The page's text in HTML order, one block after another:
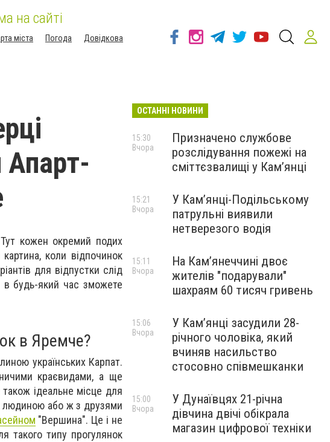
на сайті
міста Погода
Довідкова
Апарт-
кожен окремий подих
коли відпочинок
для відпустки слід
будь-який час зможете
в Яремче?
українських Карпат.
краєвидами, а ще
ідеальне місце для
людиною або ж з друзями
"Вершина". Це і не
такого типу прогулянок
ОСТАННІ НОВИНИ
Призначено службове
розслідування пожежі на
сміттєзвалищі у Кам’янці
15:30
Вчора
У Кам’янці-Подільському
патрульні виявили
нетверезого водія
15:21
Вчора
На Камʼянеччині двоє
жителів "подарували"
шахраям 60 тисяч гривень
15:11
Вчора
У Камʼянці засудили 28-
річного чоловіка, який
вчиняв насильство
стосовно співмешканки
15:06
Вчора
У Дунаївцях 21-річна
дівчина двічі обікрала
магазин цифрової техніки
15:00
Вчора